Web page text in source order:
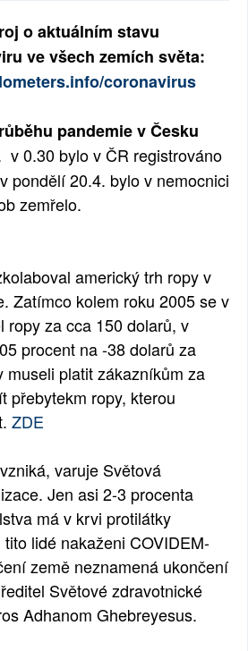
o aktuálním stavu
ve všech zemích světa:
coronavirus
pandemie v Česku
v 0.30 bylo v ČR registrováno
pondělí 20.4. bylo v nemocnici
zemřelo.
americký trh ropy v
Zatímco kolem roku 2005 se v
ropy za cca 150 dolarů, v
procent na -38 dolarů za
museli platit zákazníkům za
přebytekm ropy, kterou
ZDE
varuje Světová
Jen asi 2-3 procenta
má v krvi protilátky
lidé nakaženi COVIDEM-
země neznamená ukončení
Světové zdravotnické
Adhanom Ghebreyesus.